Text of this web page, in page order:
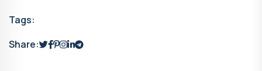
Tags:
Share: